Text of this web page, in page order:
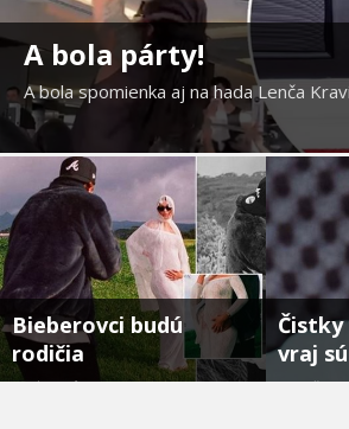
A bola párty!
A bola spomienka aj na hada Lenča
Bieberovci budú
rodičia
Dieťa je oficiálne na ceste....
Čistky
vraj
Kde všade